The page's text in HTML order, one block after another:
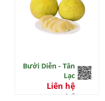
Bưởi Diễn - Tân
Lạc
Liên hệ
0 đ